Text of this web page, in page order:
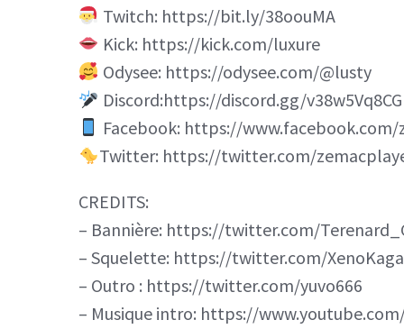
Twitch: https://bit.ly/38oouMA
Kick: https://kick.com/luxure
Odysee: https://odysee.com/@lusty
Discord:https://discord.gg/v38w5Vq8CG
Facebook: https://
Twitter: https://twitter.com/
CREDITS:
– Bannière: https://twitter.com/
– Squelette: https://twitter.com/
– Outro : https://twitter.com/yuvo666
– Musique intro: https://